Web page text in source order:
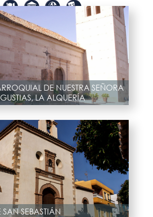
DE NUESTRA SEÑORA
LA ALQUERÍA
SAN SEBASTIÁN